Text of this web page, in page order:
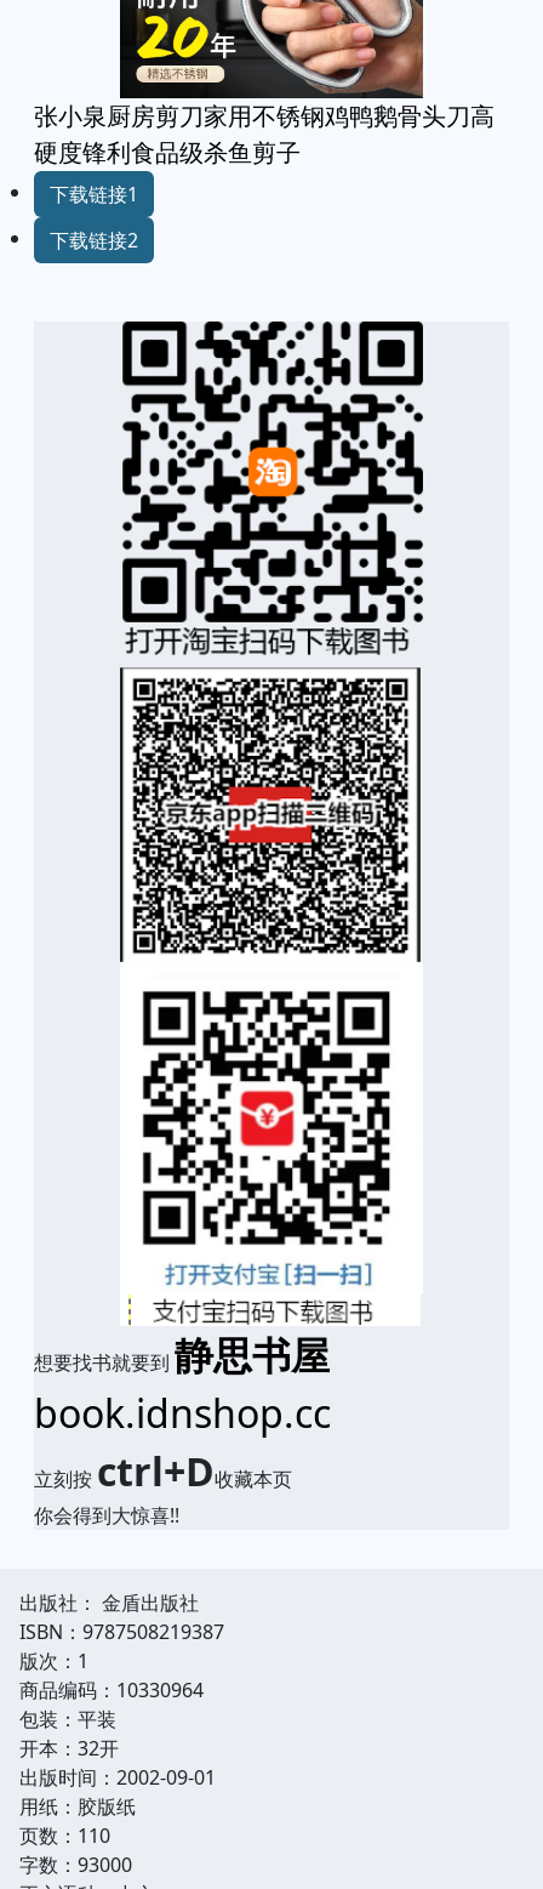
张小泉厨房剪刀家用不锈钢鸡鸭鹅骨头刀高
硬度锋利食品级杀鱼剪子
下载链接1
下载链接2
想要找书就要到 静思书屋
book.idnshop.cc
立刻按 ctrl+D收藏本页
你会得到大惊喜!!
出版社： 金盾出版社
ISBN：9787508219387
版次：1
商品编码：10330964
包装：平装
开本：32开
出版时间：2002-09-01
用纸：胶版纸
页数：110
字数：93000